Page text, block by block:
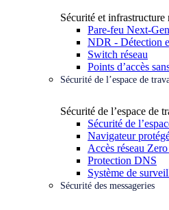
Sécurité et infrastructure
Pare-feu Next-
NDR - Détection
Switch réseau
Points d’accès
Sécurité de l’espace de
Sécurité de l’espace de
Sécurité de
Navigateur
Accès réseau
Protection DNS
Système de
Sécurité des messageries